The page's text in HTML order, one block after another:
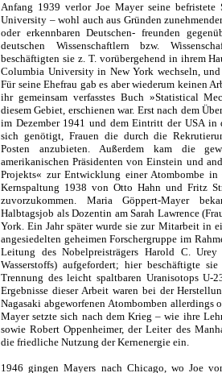
Anfang 1939 verlor Joe Mayer seine befristete
University – wohl auch aus Gründen
oder erkennbaren Deutschen- freunden
deutschen Wissenschaftlern bzw.
beschäftigten sie z. T. vorübergehend in ihrem
Columbia University in New York wechseln,
Für seine Ehefrau gab es aber wiederum keinen
ihr gemeinsam verfasstes Buch »Statistical
diesem Gebiet, erschienen war. Erst nach dem
im Dezember 1941 und dem Eintritt der USA in
sich genötigt, Frauen die durch die
Posten anzubieten. Außerdem kam die
amerikanischen Präsidenten von Einstein und
Projekts« zur Entwicklung einer Atombombe
Kernspaltung 1938 von Otto Hahn und Fritz
zuvorzukommen. Maria Göppert-Mayer
Halbtagsjob als Dozentin am Sarah Lawrence
York. Ein Jahr später wurde sie zur Mitarbeit in
angesiedelten geheimen Forschergruppe im
Leitung des Nobelpreisträgers Harold C. Urey
Wasserstoffs) aufgefordert; hier beschäftigte
Trennung des leicht spaltbaren Uranisotops U-
Ergebnisse dieser Arbeit waren bei der
Nagasaki abgeworfenen Atombomben allerdings
Mayer setzte sich nach dem Krieg – wie ihre
sowie Robert Oppenheimer, der Leiter des
die friedliche Nutzung der Kernenergie ein.
1946 gingen Mayers nach Chicago, wo Joe